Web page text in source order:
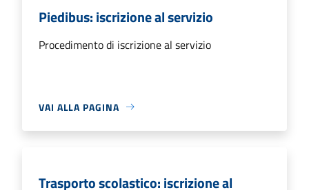
Piedibus: iscrizione al servizio
Procedimento di iscrizione al servizio
VAI ALLA PAGINA
Trasporto scolastico: iscrizione al